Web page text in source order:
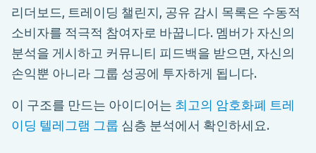
리더보드, 트레이딩 챌린지, 공유 감시 목록은 수동적
소비자를 적극적 참여자로 바꿉니다. 멤버가 자신의
분석을 게시하고 커뮤니티 피드백을 받으면, 자신의
손익뿐 아니라 그룹 성공에 투자하게 됩니다.
이 구조를 만드는 아이디어는 최고의 암호화폐 트레
이딩 텔레그램 그룹 심층 분석에서 확인하세요.